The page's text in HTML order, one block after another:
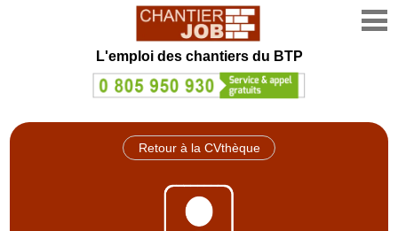
L'emploi des chantiers du BTP
Retour à la CVthèque